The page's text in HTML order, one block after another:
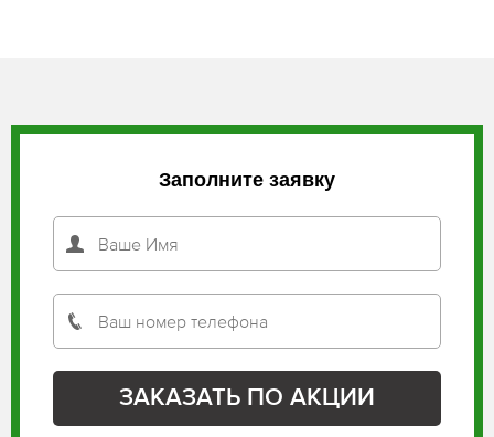
Заполните заявку